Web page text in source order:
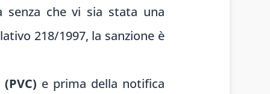
senza che vi sia stata una
218/1997, la sanzione è
e prima della notifica